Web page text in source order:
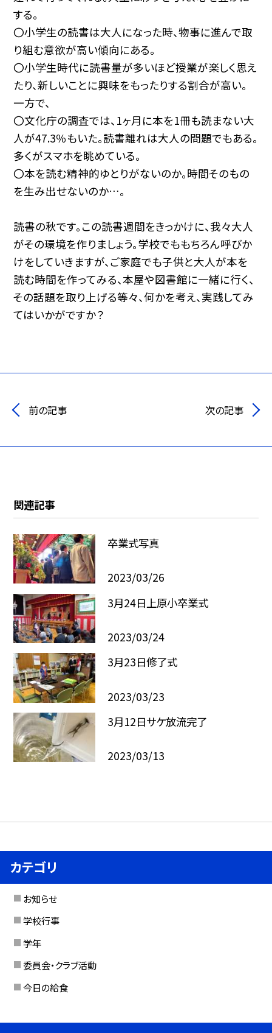
する。
〇小学生の読書は大人になった時、物事に進んで取
り組む意欲が高い傾向にある。
〇小学生時代に読書量が多いほど授業が楽しく思え
たり、新しいことに興味をもったりする割合が高い。
一方で、
〇文化庁の調査では、1ヶ月に本を1冊も読まない大
人が47.3％もいた。読書離れは大人の問題でもある。
多くがスマホを眺めている。
〇本を読む精神的ゆとりがないのか。時間そのもの
を生み出せないのか…。
読書の秋です。この読書週間をきっかけに、我々大人
がその環境を作りましょう。学校でももちろん呼びか
けをしていきますが、ご家庭でも子供と大人が本を
読む時間を作ってみる、本屋や図書館に一緒に行く、
その話題を取り上げる等々、何かを考え、実践してみ
てはいかがですか？
前の記事 次の記事
関連記事
卒業式写真
2023/03/26
3月24日上原小卒業式
2023/03/24
3月23日修了式
2023/03/23
3月12日サケ放流完了
2023/03/13
カテゴリ
お知らせ
学校行事
学年
委員会・クラブ活動
今日の給食